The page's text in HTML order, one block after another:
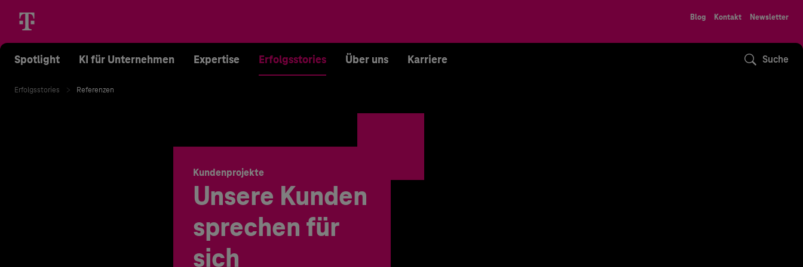
Blog Kontakt Newsletter
Spotlight KI für Unternehmen Expertise Erfolgsstories Über uns Karriere Suche
Erfolgsstories Referenzen
Kundenprojekte
Unsere Kunden
sprechen für
sich